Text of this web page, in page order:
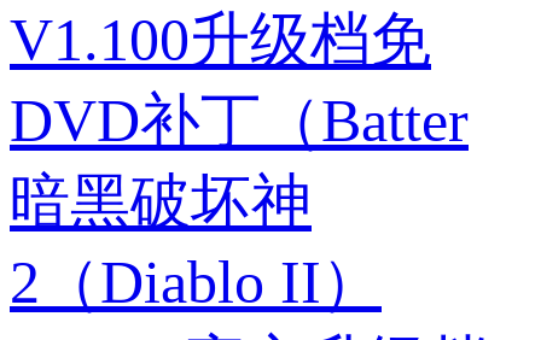
V1.100升级档免
DVD补丁（Batter
暗黑破坏神
2（Diablo II）